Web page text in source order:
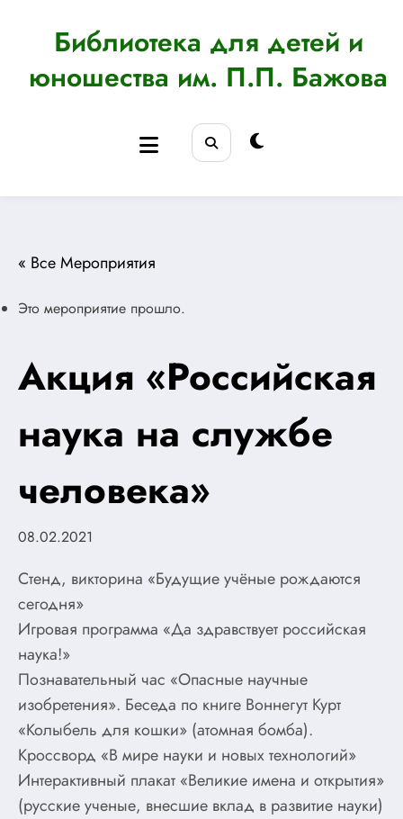
содержимомуБиблиотека для детей и
юношества им. П.П. Бажова
« Все Мероприятия
Это мероприятие прошло.
Акция «Российская
наука на службе
человека»
08.02.2021
Стенд, викторина «Будущие учёные рождаются
сегодня»
Игровая программа «Да здравствует российская
наука!»
Познавательный час «Опасные научные
изобретения». Беседа по книге Воннегут Курт
«Колыбель для кошки» (атомная бомба).
Кроссворд «В мире науки и новых технологий»
Интерактивный плакат «Великие имена и открытия»
(русские ученые, внесшие вклад в развитие науки)